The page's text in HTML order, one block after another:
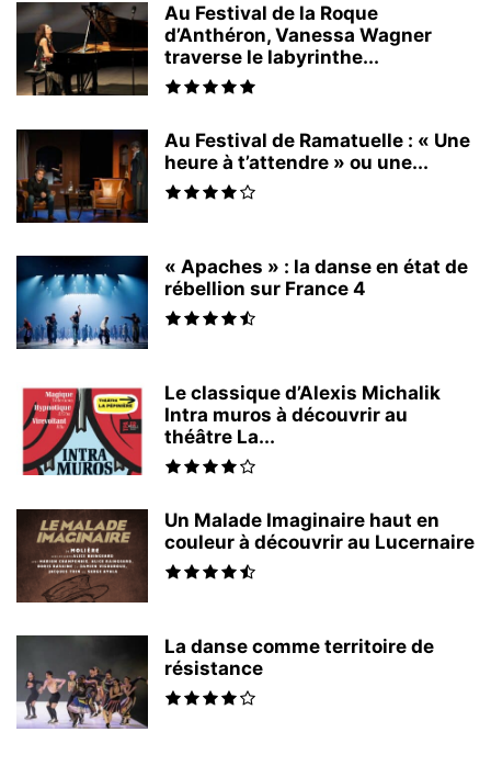
Au Festival de la Roque
d’Anthéron, Vanessa Wagner
traverse le labyrinthe...
Au Festival de Ramatuelle : « Une
heure à t’attendre » ou une...
« Apaches » : la danse en état de
rébellion sur France 4
Le classique d’Alexis Michalik
Intra muros à découvrir au
théâtre La...
Un Malade Imaginaire haut en
couleur à découvrir au Lucernaire
La danse comme territoire de
résistance